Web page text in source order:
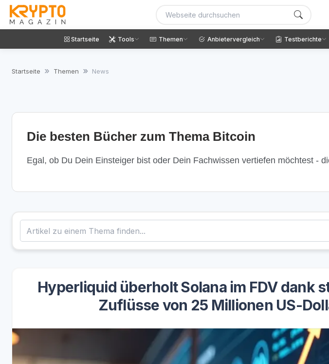
Startseite Tools Themen Anbietervergleich Testberichte
Startseite Themen News
Die besten Bücher zum Thema Bitcoin
Egal, ob Du Dein Einsteiger bist oder Dein Fachwissen vertiefen möchtest -
Hyperliquid überholt Solana im FDV dank
Zuflüsse von 25 Millionen US-